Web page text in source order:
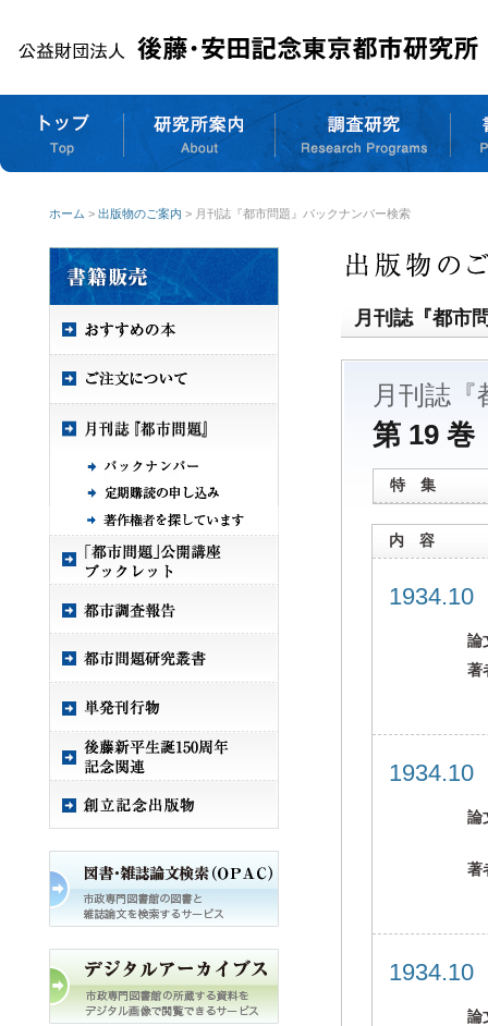
ホーム > 出版物のご案内 > 月刊誌『都市問題』バックナンバー検索
月刊誌『都市
月刊誌『
第 19
特 集
内 容
論
著
論
著
論